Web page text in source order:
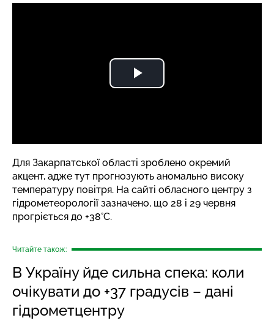
Для Закарпатської області зроблено окремий
акцент, адже тут прогнозують аномально високу
температуру повітря. На сайті обласного центру з
гідрометеорології зазначено, що 28 і 29 червня
прогріється до +38°C.
Читайте також:
В Україну йде сильна спека: коли
очікувати до +37 градусів – дані
гідрометцентру